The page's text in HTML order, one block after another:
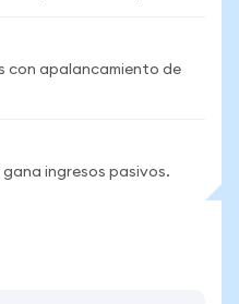
con apalancamiento de
ingresos pasivos.